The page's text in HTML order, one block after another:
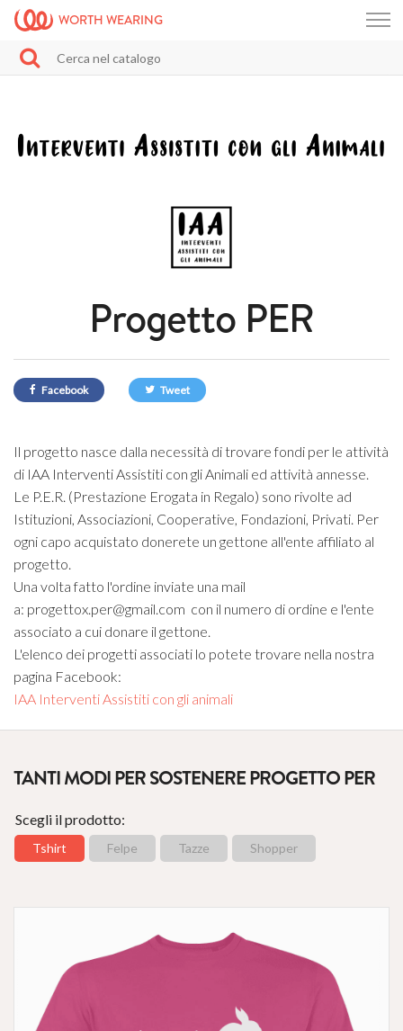
WORTH WEARING
Progetto PER
Facebook Tweet
Il progetto nasce dalla necessità di trovare fondi per le attività
di IAA Interventi Assistiti con gli Animali ed attività annesse.
Le P.E.R. (Prestazione Erogata in Regalo) sono rivolte ad
Istituzioni, Associazioni, Cooperative, Fondazioni, Privati. Per
ogni capo acquistato donerete un gettone all'ente affiliato al
progetto.
Una volta fatto l'ordine inviate una mail
a: progettox.per@gmail.com con il numero di ordine e l'ente
associato a cui donare il gettone.
L'elenco dei progetti associati lo potete trovare nella nostra
pagina Facebook:
IAA Interventi Assistiti con gli animali
TANTI MODI PER SOSTENERE PROGETTO PER
Scegli il prodotto:
Tshirt Felpe Tazze Shopper